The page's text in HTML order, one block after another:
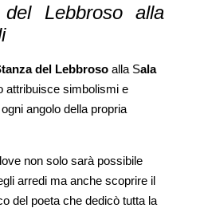
Lebbroso alla
del Lebbrosoalla Sala
attribuisce simbolismi e
angolo della propria
non solo sarà possibile
arredi ma anche scoprire il
del poeta che dedicò tutta la